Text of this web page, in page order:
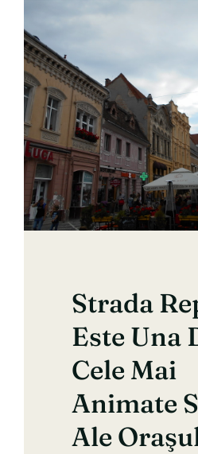
Strada
Este Una
Cele Mai
Animate
Ale